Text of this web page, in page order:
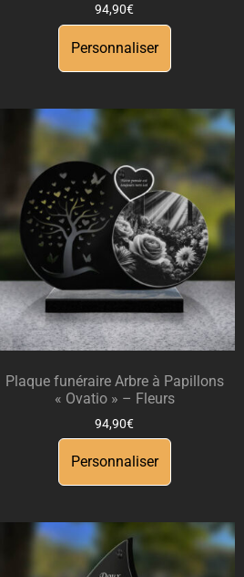
94,90€
Personnaliser
Plaque funéraire Arbre à Papillons
« Ovatio » – Fleurs
94,90€
Personnaliser